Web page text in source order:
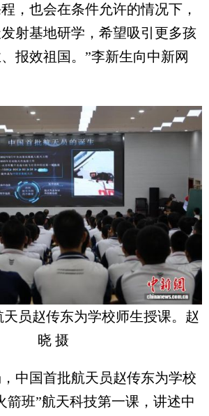
，也会在条件允许的情况下，
射基地研学，希望吸引更多孩
报效祖国。”李新生向中新网
天员赵传东为学校师生授课。赵
晓 摄
国首批航天员赵传东为学校
箭班”航天科技第一课，讲述中